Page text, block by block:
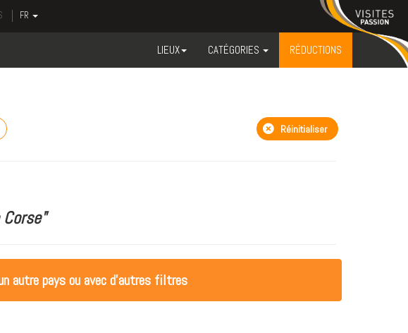
FR
LIEUX CATÉGORIES RÉDUCTIONS
Réinitialiser
autre pays ou avec d'autres filtres